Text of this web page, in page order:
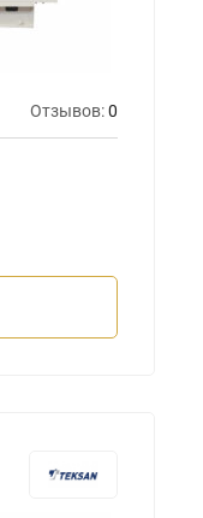
Отзывов:0